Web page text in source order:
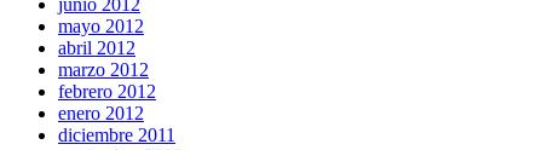
mayo 2012
abril 2012
marzo 2012
febrero 2012
enero 2012
diciembre 2011